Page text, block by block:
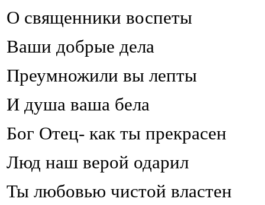
О священники воспеты
Ваши добрые дела
Преумножили вы лепты
И душа ваша бела
Бог Отец- как ты прекрасен
Люд наш верой одарил
Ты любовью чистой властен